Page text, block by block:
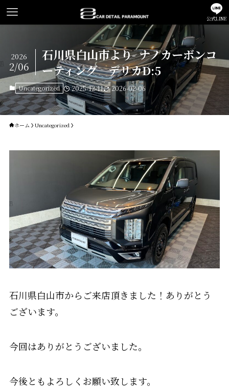
公式LINE
石川県白山市より- ナノカーボンコ
ーティング デリカD:5
2026
2/06
Uncategorized 2025-12-11 2026-02-06
ホーム Uncategorized
石川県白山市からご来店頂きました！ありがとう
ございます。
今回はありがとうございました。
今後ともよろしくお願い致します。